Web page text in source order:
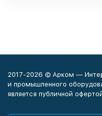
2017-2026 © Арком —
и промышленного
является публичной